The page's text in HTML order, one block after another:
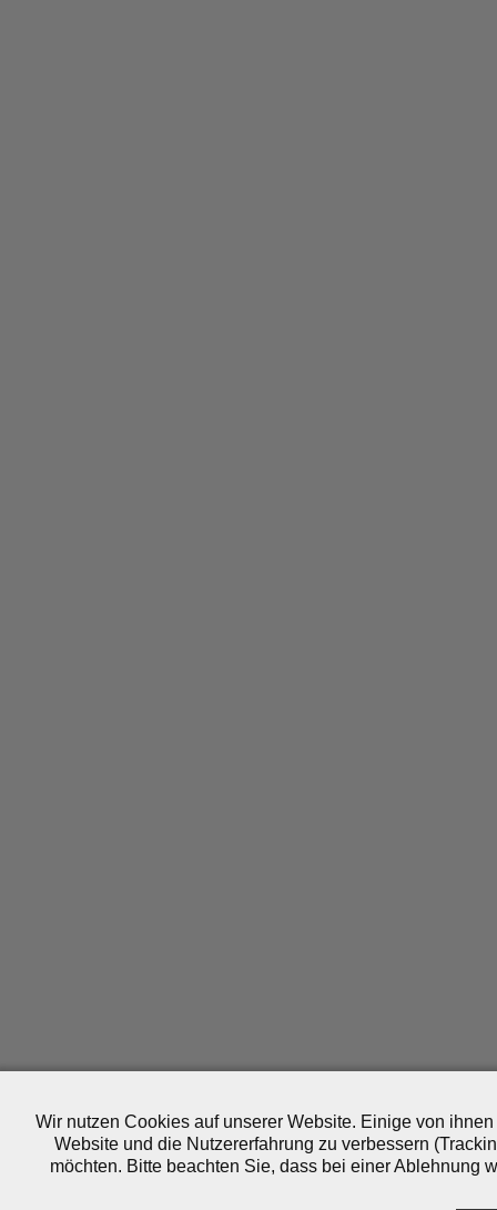
Wir nutzen Cookies auf unserer Website. Einige von
Website und die Nutzererfahrung zu verbessern
möchten. Bitte beachten Sie, dass bei einer Ablehnung